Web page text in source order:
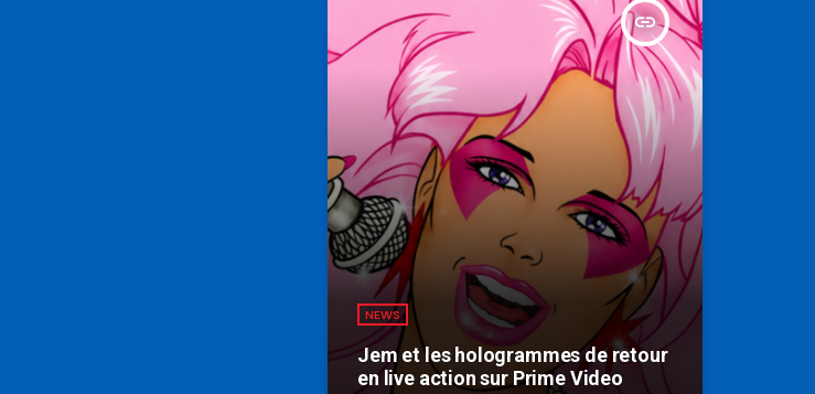
insert_link
NEWS
Jem et les hologrammes de retour
en live action sur Prime Video